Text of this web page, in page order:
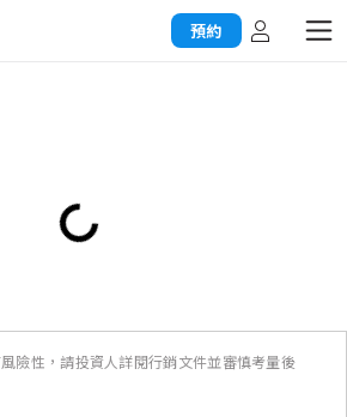
預約
險性，請投資人詳閱行銷文件並審慎考量後